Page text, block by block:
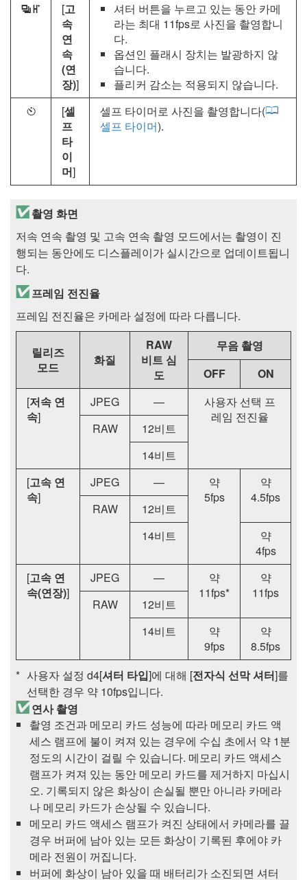
X [고
속
연
속
(연
장)]
셔터 버튼을 누르고 있는 동안 카메
라는 최대 11fps로 사진을 촬영합니
다.
옵션인 플래시 장치는 발광하지 않
습니다.
플리커 감소는 적용되지 않습니다.
E [셀
프
타
이
머]
셀프 타이머로 사진을 촬영합니다(
셀프 타이머).
촬영 화면
저속 연속 촬영 및 고속 연속 촬영 모드에서는 촬영이 진
행되는 동안에도 디스플레이가 실시간으로 업데이트됩니
다.
프레임 전진율
프레임 전진율은 카메라 설정에 따라 다릅니다.
릴리즈
모드
화질
RAW
비트 심
도
무음 촬영
OFF
ON
[저속 연
속]
JPEG —
사용자 선택 프
레임 전진율
RAW
12비트
14비트
[고속 연
속]
JPEG —
약
5fps
약
4.5fps
RAW
12비트
14비트
약
4fps
[고속 연
속(연장)]
JPEG —
약
11fps*
약
11fps
RAW
12비트
14비트
약
9fps
약
8.5fps
사용자 설정 d4[셔터 타입]에 대해 [전자식 선막 셔터]를
선택한 경우 약 10fps입니다.
연사 촬영
촬영 조건과 메모리 카드 성능에 따라 메모리 카드 액
세스 램프에 불이 켜져 있는 경우에 수십 초에서 약 1분
정도의 시간이 걸릴 수 있습니다. 메모리 카드 액세스
램프가 켜져 있는 동안 메모리 카드를 제거하지 마십시
오. 기록되지 않은 화상이 손실될 뿐만 아니라 카메라
나 메모리 카드가 손상될 수 있습니다.
메모리 카드 액세스 램프가 켜진 상태에서 카메라를 끌
경우 버퍼에 남아 있는 모든 화상이 기록된 후에야 카
메라 전원이 꺼집니다.
버퍼에 화상이 남아 있을 때 배터리가 소진되면 셔터